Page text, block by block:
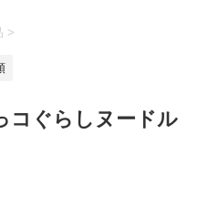
>
ぐらしヌードル